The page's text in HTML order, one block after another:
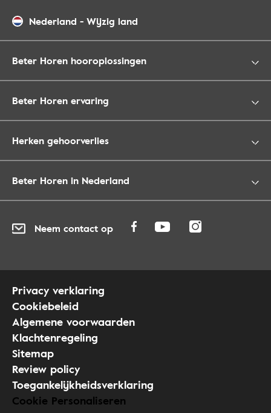
Nederland - Wijzig land
Beter Horen hooroplossingen
Beter Horen ervaring
Herken gehoorverlies
Beter Horen in Nederland
Neem contact op
Privacy verklaring
Cookiebeleid
Algemene voorwaarden
Klachtenregeling
Sitemap
Review policy
Toegankelijkheidsverklaring
Cookie Personaliseren